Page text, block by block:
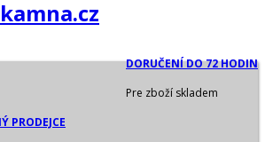
DORUČENÍ DO 72 HODIN
Pre zboží skladem
PRODEJCE